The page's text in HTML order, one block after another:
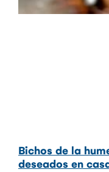
Bichos de la
deseados en